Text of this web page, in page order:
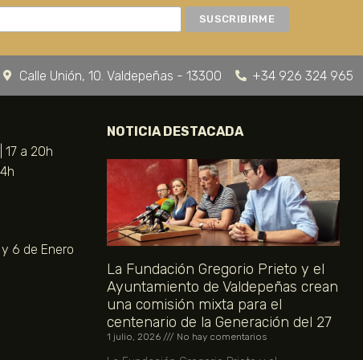
Calle Unión, 10. Valdepeñas - 13300 +34 926 324 965
17 a 20h
6 de Enero
NOTICIA DESTACADA
La Fundación Gregorio Prieto y el
Ayuntamiento de Valdepeñas crean
una comisión mixta para el
centenario de la Generación del 27
1 julio, 2026 No hay comentarios